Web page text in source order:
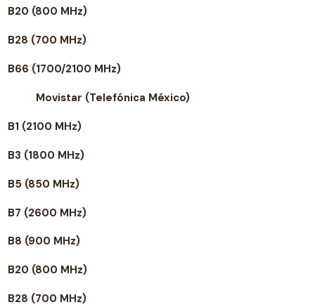
B20 (800 MHz)
B28 (700 MHz)
B66 (1700/2100 MHz)
Movistar (Telefónica México)
B1 (2100 MHz)
B3 (1800 MHz)
B5 (850 MHz)
B7 (2600 MHz)
B8 (900 MHz)
B20 (800 MHz)
B28 (700 MHz)